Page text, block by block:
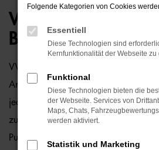
VW T-ROC
BESTENS MOBIL IN
VW T-Roc Jahreswagen sind ein
Angeboten werden Fahrzeuge, die
jedoch erst vor maximal zwölf
zugelassen wurden. Fast noch neu
Punkt, denn Mängel stellen wir in
Folgende Kategorien von Cookies
Essentiell
Diese Technologien sind
Kernfunktionalität der Webseite
Funktional
Diese Technologien bieten die
der Webseite. Services von
Maps, Chats,
werden aktiviert.
Statistik und Marketing